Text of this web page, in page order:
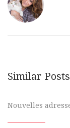
Similar Posts
Nouvelles